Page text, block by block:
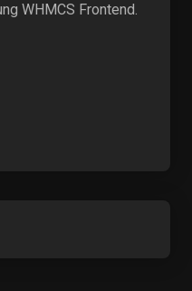
WHMCS Frontend.